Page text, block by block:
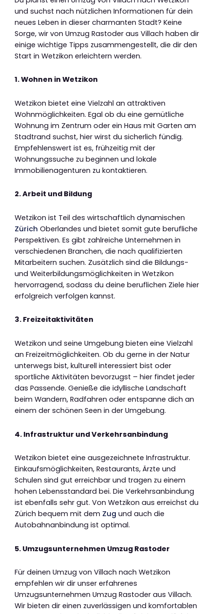
und suchst nach nützlichen Informationen für dein
neues Leben in dieser charmanten Stadt? Keine
Sorge, wir von Umzug Rastoder aus Villach haben dir
einige wichtige Tipps zusammengestellt, die dir den
Start in Wetzikon erleichtern werden.
1. Wohnen in Wetzikon
Wetzikon bietet eine Vielzahl an attraktiven
Wohnmöglichkeiten. Egal ob du eine gemütliche
Wohnung im Zentrum oder ein Haus mit Garten am
Stadtrand suchst, hier wirst du sicherlich fündig.
Empfehlenswert ist es, frühzeitig mit der
Wohnungssuche zu beginnen und lokale
Immobilienagenturen zu kontaktieren.
2. Arbeit und Bildung
Wetzikon ist Teil des wirtschaftlich dynamischen
Zürich Oberlandes und bietet somit gute berufliche
Perspektiven. Es gibt zahlreiche Unternehmen in
verschiedenen Branchen, die nach qualifizierten
Mitarbeitern suchen. Zusätzlich sind die Bildungs-
und Weiterbildungsmöglichkeiten in Wetzikon
hervorragend, sodass du deine beruflichen Ziele hier
erfolgreich verfolgen kannst.
3. Freizeitaktivitäten
Wetzikon und seine Umgebung bieten eine Vielzahl
an Freizeitmöglichkeiten. Ob du gerne in der Natur
unterwegs bist, kulturell interessiert bist oder
sportliche Aktivitäten bevorzugst – hier findet jeder
das Passende. Genieße die idyllische Landschaft
beim Wandern, Radfahren oder entspanne dich an
einem der schönen Seen in der Umgebung.
4. Infrastruktur und Verkehrsanbindung
Wetzikon bietet eine ausgezeichnete Infrastruktur.
Einkaufsmöglichkeiten, Restaurants, Ärzte und
Schulen sind gut erreichbar und tragen zu einem
hohen Lebensstandard bei. Die Verkehrsanbindung
ist ebenfalls sehr gut. Von Wetzikon aus erreichst du
Zürich bequem mit dem Zug und auch die
Autobahnanbindung ist optimal.
5. Umzugsunternehmen Umzug Rastoder
Für deinen Umzug von Villach nach Wetzikon
empfehlen wir dir unser erfahrenes
Umzugsunternehmen Umzug Rastoder aus Villach.
Wir bieten dir einen zuverlässigen und komfortablen